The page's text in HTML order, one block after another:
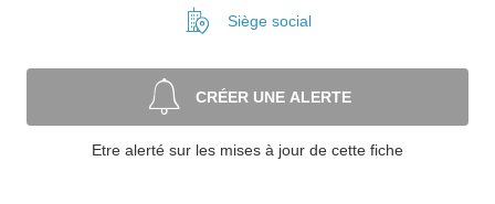
Siège social
CRÉER UNE ALERTE
Etre alerté sur les mises à jour de cette fiche